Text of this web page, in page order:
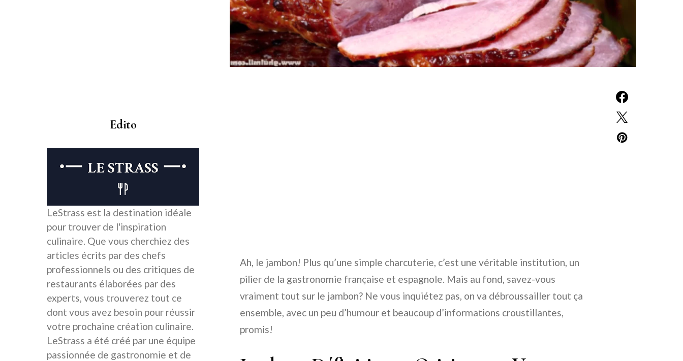
Ah, le jambon! Plus qu’une simple charcuterie, c’est une véritable institution, un
pilier de la gastronomie française et espagnole. Mais au fond, savez-vous
vraiment tout sur le jambon? Ne vous inquiétez pas, on va débroussailler tout ça
ensemble, avec un peu d’humour et beaucoup d’informations croustillantes,
promis!
Edito
LeStrass est la destination idéale
pour trouver de l'inspiration
culinaire. Que vous cherchiez des
articles écrits par des chefs
professionnels ou des critiques de
restaurants élaborées par des
experts, vous trouverez tout ce
dont vous avez besoin pour réussir
votre prochaine création culinaire.
LeStrass a été créé par une équipe
passionnée de gastronomie et de